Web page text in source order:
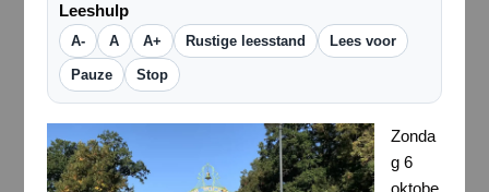
Leeshulp
A- A A+ Rustige leesstand Lees voor
Pauze Stop
Zonda
g 6